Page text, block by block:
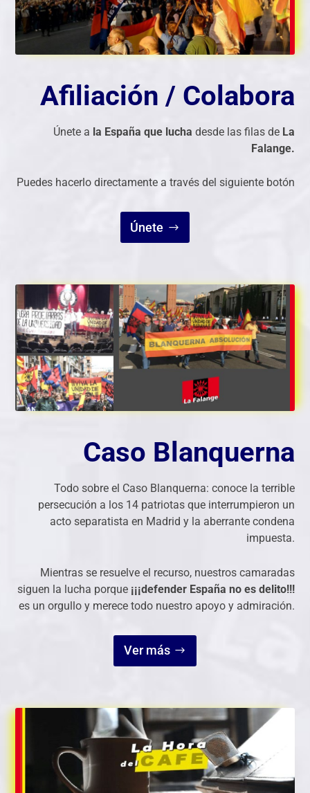
Afiliación / Colabora
Únete a la España que lucha desde las filas de La
Falange.
Puedes hacerlo directamente a través del siguiente botón
Únete
Caso Blanquerna
Todo sobre el Caso Blanquerna: conoce la terrible
persecución a los 14 patriotas que interrumpieron un
acto separatista en Madrid y la aberrante condena
impuesta.
Mientras se resuelve el recurso, nuestros camaradas
siguen la lucha porque ¡¡¡defender España no es delito!!!
es un orgullo y merece todo nuestro apoyo y admiración.
Ver más